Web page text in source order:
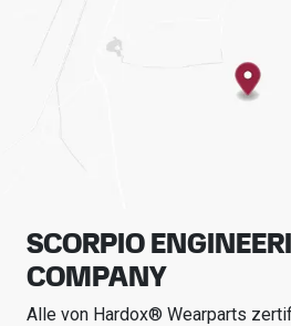
SCORPIO
COMPANY
Alle von Hardox® Wearparts